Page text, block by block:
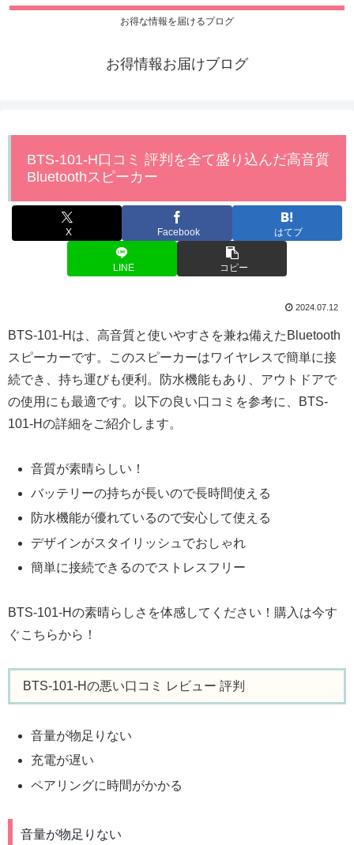
お得な情報を届けるプログ
お得情報お届けブログ
BTS-101-H口コミ 評判を全て盛り込んだ高音質
Bluetoothスピーカー
X Facebook はてブ
LINE コピー
2024.07.12
BTS-101-Hは、高音質と使いやすさを兼ね備えたBluetooth
スピーカーです。このスピーカーはワイヤレスで簡単に接
続でき、持ち運びも便利。防水機能もあり、アウトドアで
の使用にも最適です。以下の良い口コミを参考に、BTS-
101-Hの詳細をご紹介します。
音質が素晴らしい！
バッテリーの持ちが長いので長時間使える
防水機能が優れているので安心して使える
デザインがスタイリッシュでおしゃれ
簡単に接続できるのでストレスフリー
BTS-101-Hの素晴らしさを体感してください！購入は今す
ぐこちらから！
BTS-101-Hの悪い口コミ レビュー 評判
音量が物足りない
充電が遅い
ペアリングに時間がかかる
音量が物足りない